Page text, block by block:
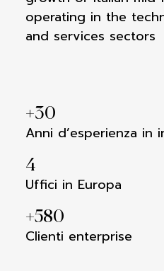
operating in the
and services sectors
+30
Anni d’esperienza in
4
Uffici in Europa
+580
Clienti enterprise